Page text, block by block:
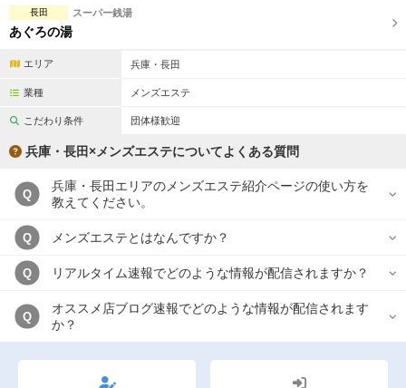
長田 スーパー銭湯
あぐろの湯
エリア 兵庫・長田
業種 メンズエステ
こだわり条件 団体様歓迎
兵庫・長田×メンズエステについてよくある質問
Q
兵庫・長田エリアのメンズエステ紹介ページの使い方を
教えてください。
Q メンズエステとはなんですか？
Q リアルタイム速報でどのような情報が配信されますか？
Q
オススメ店ブログ速報でどのような情報が配信されます
か？